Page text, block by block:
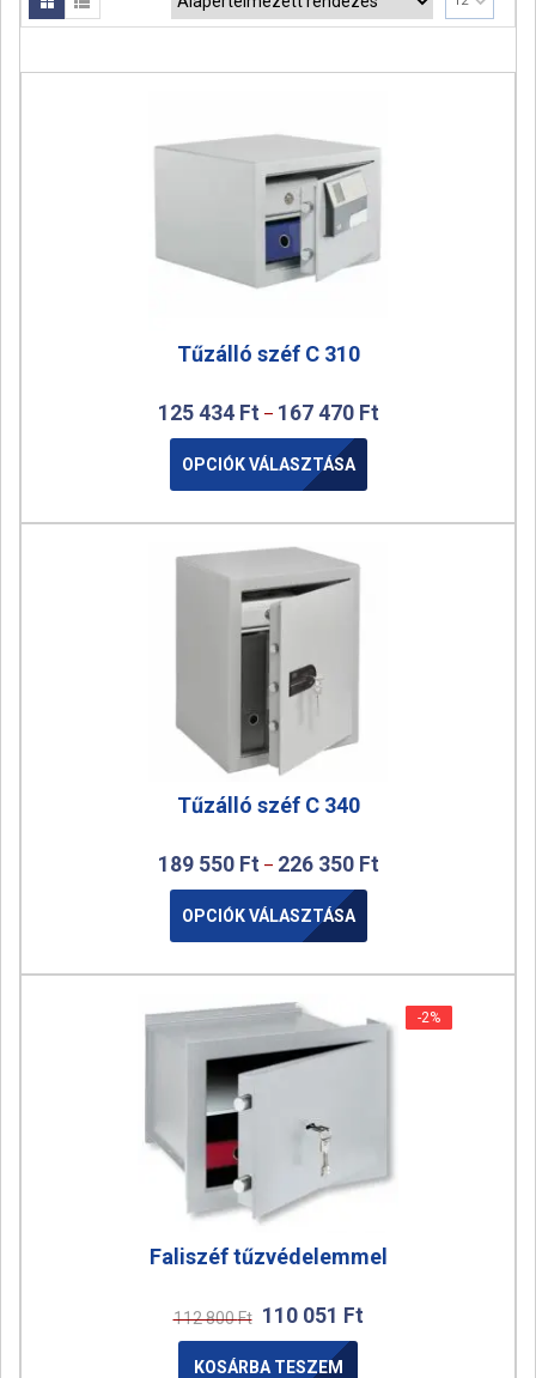
a
Tűzálló széf C 310
125 434 Ft – 167 470 Ft
OPCIÓK VÁLASZTÁSA
Tűzálló széf C 340
189 550 Ft – 226 350 Ft
OPCIÓK VÁLASZTÁSA
-2%
-2%
Faliszéf tűzvédelemmel
112 800Ft 110 051 Ft
KOSÁRBA TESZEM